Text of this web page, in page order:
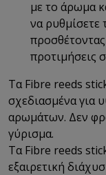
με το άρωμα
να ρυθμίσετε
προτιμήσεις
Τα Fibre reeds
σχεδιασμένα για
αρωμάτων. Δεν
γύρισμα.
Τα Fibre reeds
εξαιρετική